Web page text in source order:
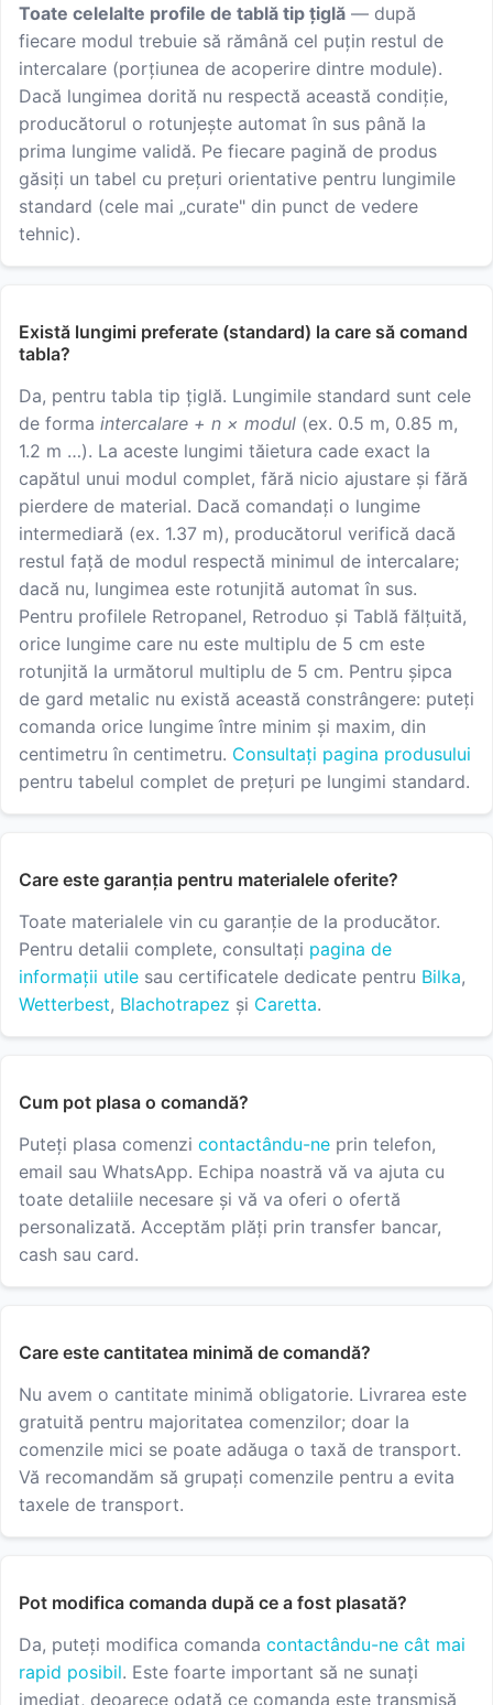
Toate celelalte profile de tablă tip țiglă — după
fiecare modul trebuie să rămână cel puțin restul de
intercalare (porțiunea de acoperire dintre module).
Dacă lungimea dorită nu respectă această condiție,
producătorul o rotunjește automat în sus până la
prima lungime validă. Pe fiecare pagină de produs
găsiți un tabel cu prețuri orientative pentru lungimile
standard (cele mai „curate" din punct de vedere
tehnic).
Există lungimi preferate (standard) la care să comand
tabla?
Da, pentru tabla tip țiglă. Lungimile standard sunt cele
de forma intercalare + n × modul (ex. 0.5 m, 0.85 m,
1.2 m …). La aceste lungimi tăietura cade exact la
capătul unui modul complet, fără nicio ajustare și fără
pierdere de material. Dacă comandați o lungime
intermediară (ex. 1.37 m), producătorul verifică dacă
restul față de modul respectă minimul de intercalare;
dacă nu, lungimea este rotunjită automat în sus.
Pentru profilele Retropanel, Retroduo și Tablă fălțuită,
orice lungime care nu este multiplu de 5 cm este
rotunjită la următorul multiplu de 5 cm. Pentru șipca
de gard metalic nu există această constrângere: puteți
comanda orice lungime între minim și maxim, din
centimetru în centimetru. Consultați pagina produsului
pentru tabelul complet de prețuri pe lungimi standard.
Care este garanția pentru materialele oferite?
Toate materialele vin cu garanție de la producător.
Pentru detalii complete, consultați pagina de
informații utile sau certificatele dedicate pentru Bilka,
Wetterbest, Blachotrapez și Caretta.
Cum pot plasa o comandă?
Puteți plasa comenzi contactându-ne prin telefon,
email sau WhatsApp. Echipa noastră vă va ajuta cu
toate detaliile necesare și vă va oferi o ofertă
personalizată. Acceptăm plăți prin transfer bancar,
cash sau card.
Care este cantitatea minimă de comandă?
Nu avem o cantitate minimă obligatorie. Livrarea este
gratuită pentru majoritatea comenzilor; doar la
comenzile mici se poate adăuga o taxă de transport.
Vă recomandăm să grupați comenzile pentru a evita
taxele de transport.
Pot modifica comanda după ce a fost plasată?
Da, puteți modifica comanda contactându-ne cât mai
rapid posibil. Este foarte important să ne sunați
imediat, deoarece odată ce comanda este transmisă